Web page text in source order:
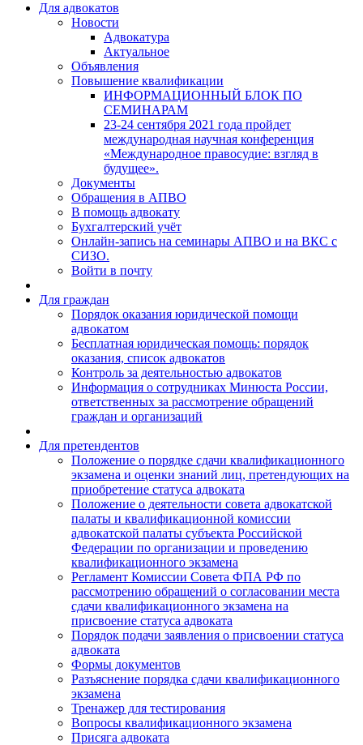
Для адвокатов
Новости
Адвокатура
Актуальное
Объявления
Повышение квалификации
ИНФОРМАЦИОННЫЙ БЛОК ПО
СЕМИНАРАМ
23-24 сентября 2021 года пройдет
международная научная конференция
«Международное правосудие: взгляд в
будущее».
Документы
Обращения в АПВО
В помощь адвокату
Бухгалтерский учёт
Онлайн-запись на семинары АПВО и на ВКС с
СИЗО.
Войти в почту
Для граждан
Порядок оказания юридической помощи
адвокатом
Бесплатная юридическая помощь: порядок
оказания, список адвокатов
Контроль за деятельностью адвокатов
Информация о сотрудниках Минюста России,
ответственных за рассмотрение обращений
граждан и организаций
Для претендентов
Положение о порядке сдачи квалификационного
экзамена и оценки знаний лиц, претендующих на
приобретение статуса адвоката
Положение о деятельности совета адвокатской
палаты и квалификационной комиссии
адвокатской палаты субъекта Российской
Федерации по организации и проведению
квалификационного экзамена
Регламент Комиссии Совета ФПА РФ по
рассмотрению обращений о согласовании места
сдачи квалификационного экзамена на
присвоение статуса адвоката
Порядок подачи заявления о присвоении статуса
адвоката
Формы документов
Разъяснение порядка сдачи квалификационного
экзамена
Тренажер для тестирования
Вопросы квалификационного экзамена
Присяга адвоката